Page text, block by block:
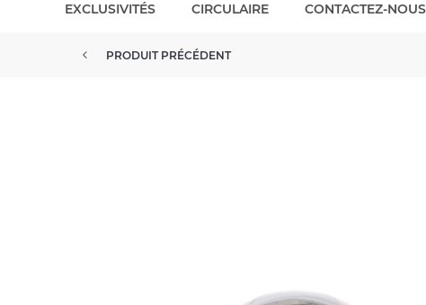
EXCLUSIVITÉS CIRCULAIRE CONTACTEZ-NOUS
PRODUIT PRÉCÉDENT